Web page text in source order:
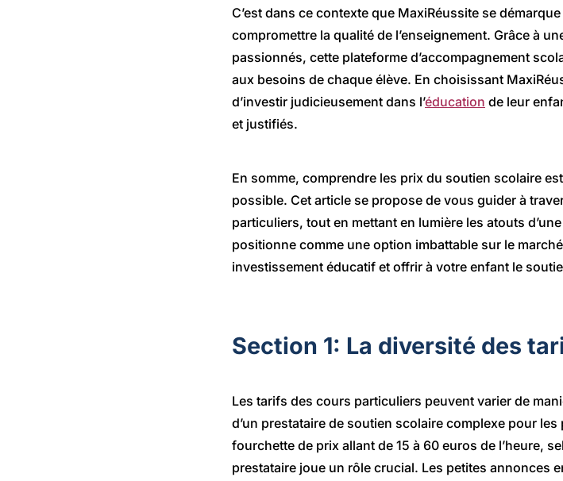
C’est dans ce contexte que MaxiRéussite se
compromettre la qualité de l’enseignement. Grâce à
passionnés, cette plateforme d’accompagnement
aux besoins de chaque élève. En choisissant
d’investir judicieusement dans l’éducation de leur
et justifiés.
En somme, comprendre les prix du soutien scolaire
possible. Cet article se propose de vous guider à
particuliers, tout en mettant en lumière les atouts
positionne comme une option imbattable sur le
investissement éducatif et offrir à votre enfant le
Section 1: La diversité des
Les tarifs des cours particuliers peuvent varier de
d’un prestataire de soutien scolaire complexe pour
fourchette de prix allant de 15 à 60 euros de l’heure,
prestataire joue un rôle crucial. Les petites annonces